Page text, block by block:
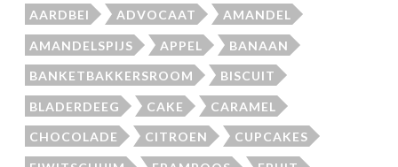
AARDBEI ADVOCAAT AMANDEL
AMANDELSPIJS APPEL BANAAN
BANKETBAKKERSROOM BISCUIT
BLADERDEEG CAKE CARAMEL
CHOCOLADE CITROEN CUPCAKES